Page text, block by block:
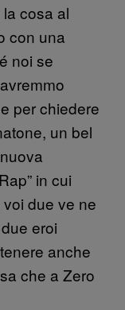
cosa al
con una
noi se
per chiedere
un bel
in cui
due ve ne
eroi
anche
che a Zero